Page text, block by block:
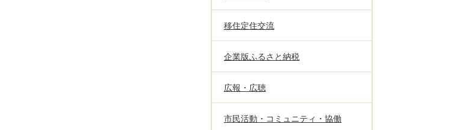
移住定住交流
企業版ふるさと納税
広報・広聴
市民活動・コミュニティ・協働